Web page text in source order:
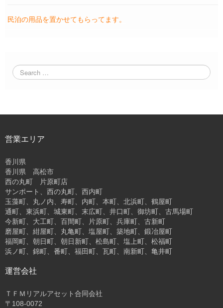
民泊の用品を置かせてもらってます。
営業エリア
香川県
香川県 高松市
西の丸町 片原町店
サンポート、西の丸町、西内町
玉藻町、丸ノ内、寿町、内町、本町、北浜町、鶴屋町
通町、東浜町、城東町、末広町、井口町、御坊町、古馬場町
今新町、大工町、百間町、片原町、兵庫町、古新町
磨屋町、紺屋町、丸亀町、塩屋町、築地町、鍛冶屋町
福岡町、朝日町、朝日新町、松島町、塩上町、松福町
浜ノ町、錦町、番町、福田町、瓦町、南新町、亀井町
運営会社
ＴＦＭリアルアセット合同会社
〒108-0072